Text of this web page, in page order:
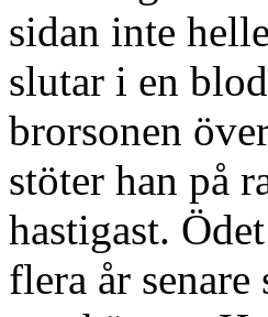
sidan inte
slutar i en
brorsonen
stöter han på
hastigast.
flera år